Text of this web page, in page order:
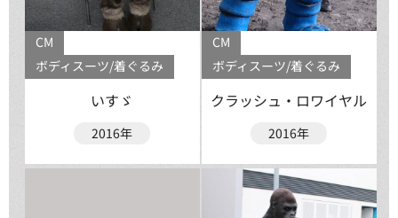
CM
ボディスーツ/着ぐるみ
いすゞ
2016年
CM
ボディスーツ/着ぐるみ
クラッシュ・ロワイヤル
2016年